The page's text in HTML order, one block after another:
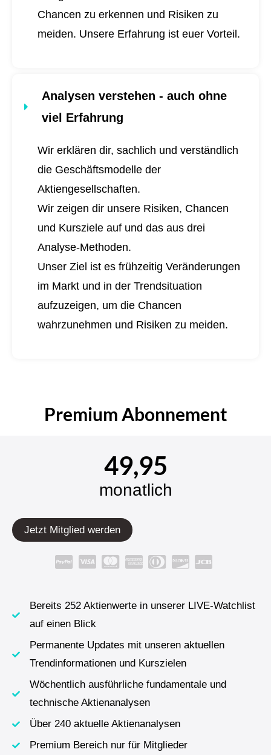
Chancen zu erkennen und Risiken zu
meiden. Unsere Erfahrung ist euer Vorteil.
Analysen verstehen - auch ohne
viel Erfahrung
Wir erklären dir, sachlich und verständlich
die Geschäftsmodelle der
Aktiengesellschaften.
Wir zeigen dir unsere Risiken, Chancen
und Kursziele auf und das aus drei
Analyse-Methoden.
Unser Ziel ist es frühzeitig Veränderungen
im Markt und in der Trendsituation
aufzuzeigen, um die Chancen
wahrzunehmen und Risiken zu meiden.
Premium Abonnement
49,95
monatlich
Jetzt Mitglied werden
Bereits 252 Aktienwerte in unserer LIVE-Watchlist
auf einen Blick
Permanente Updates mit unseren aktuellen
Trendinformationen und Kurszielen
Wöchentlich ausführliche fundamentale und
technische Aktienanalysen
Über 240 aktuelle Aktienanalysen
Premium Bereich nur für Mitglieder